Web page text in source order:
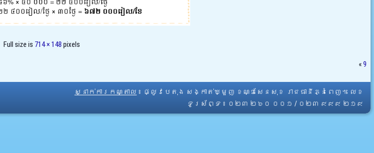
Full size is 714 × 148 pixels
«9
ស្នាក់ការកណ្តាល ៖ ផ្លូវបេតុង សង្កាត់ឃ្មួញ ខណ្ឌសែនសុខ រាជធានីភ្នំពេញ។ លេខ
ទូរស័ព្ទ ៖ ០២៣ ២៦០ ០០១ / ០២៣ ៩៩៩ ២១៩